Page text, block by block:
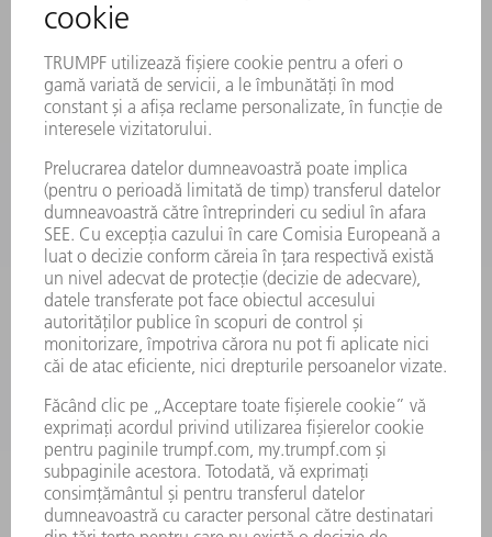
CONTACT
LOCAȚII
EVENIMENTE ȘI TERMENE
ABONARE LA NEWSLETTER
FIȘE TEHNICE DE SECURITATE
PRODUSE
LASER
ELECTRONICĂ DE PUTERE
UNELTE ELECTRICE
SMART FACTORY
SOFTWARE
SERVICII
APLICAȚII
DOMENII DE ACTIVITATE
COMPANIE
CARIERĂ
PROFILUL COMPANIEI
COMITET EXECUTIV
RAPORT DE AFACERI
PRINCIPII DE BAZĂ ALE COMPANIEI
CONFORMITATE
SISTEMUL AVERTIZORILOR DE INTEGRITATE